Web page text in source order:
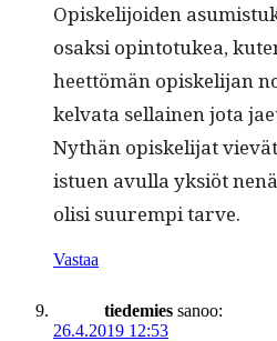
Opiske­li­joiden
osak­si opin­to­tukea,
heet­tömän opiske­li­jan
kel­va­ta sel­l­ainen jota
Nythän opiske­li­jat
istuen avul­la yksiöt
olisi suurem­pi tarve.
Vastaa
tiedemies sanoo:
26.4.2019 12:53